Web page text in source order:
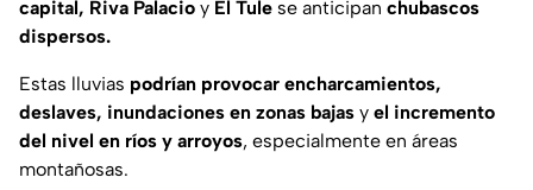
capital, Riva Palacio y El Tule se anticipan chubascos
dispersos.
Estas lluvias podrían provocar encharcamientos,
deslaves, inundaciones en zonas bajas y el incremento
del nivel en ríos y arroyos, especialmente en áreas
montañosas.